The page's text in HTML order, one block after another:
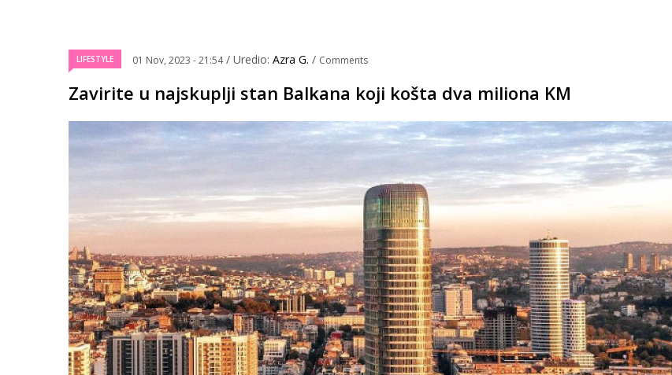
LIFESTYLE 01 Nov, 2023 - 21:54 / Uredio: Azra G. / Comments
Zavirite u najskuplji stan Balkana koji košta dva miliona KM